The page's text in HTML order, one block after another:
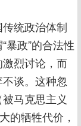
统政治体制
暴政”的合法性
烈讨论，而
谈。这种忽
马克思主义
的牺牲代价，